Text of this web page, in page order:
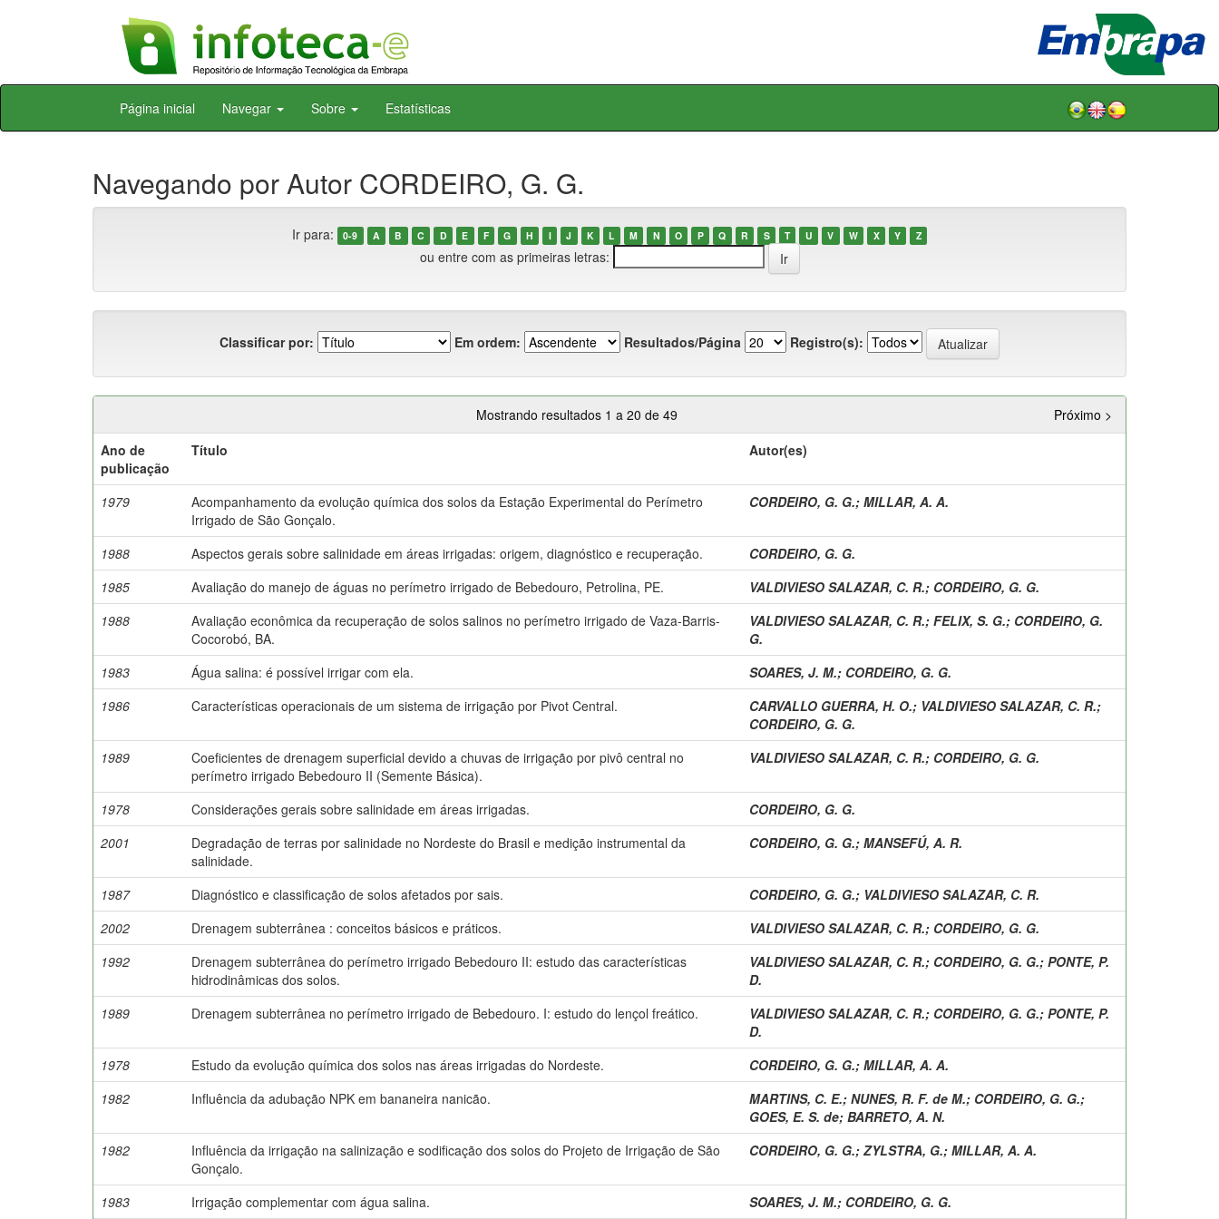
Skip
Página inicial Navegar Sobre Estatísticas
Navegando por Autor CORDEIRO, G. G.
Ir para: 0-9 A B C D E F G H I J K L M N O P Q R S T U V W X Y Z
ou entre com as primeiras letras:
Classificar por: Em ordem: Resultados/Página Registro(s):
Mostrando resultados 1 a 20 de 49
Próximo >
Ano de
publicação
Título Autor(es)
1979
Acompanhamento da evolução química dos solos da Estação Experimental do Perímetro
Irrigado de São Gonçalo.
CORDEIRO, G. G.; MILLAR, A. A.
1988 Aspectos gerais sobre salinidade em áreas irrigadas: origem, diagnóstico e recuperação.
CORDEIRO, G. G.
1985
Avaliação do manejo de águas no perímetro irrigado de Bebedouro, Petrolina, PE. VALDIVIESO SALAZAR, C. R.; CORDEIRO, G. G.
1988
Avaliação econômica da recuperação de solos salinos no perímetro irrigado de Vaza-Barris-
Cocorobó, BA.
VALDIVIESO SALAZAR, C. R.; FELIX, S. G.; CORDEIRO, G.
G.
1983
Água salina: é possível irrigar com ela. SOARES, J. M.; CORDEIRO, G. G.
1986
Características operacionais de um sistema de irrigação por Pivot Central. CARVALLO GUERRA, H. O.; VALDIVIESO SALAZAR, C. R.;
CORDEIRO, G. G.
1989
Coeficientes de drenagem superficial devido a chuvas de irrigação por pivô central no
perímetro irrigado Bebedouro II (Semente Básica).
VALDIVIESO SALAZAR, C. R.; CORDEIRO, G. G.
1978 Considerações gerais sobre salinidade em áreas irrigadas.
CORDEIRO, G. G.
2001
Degradação de terras por salinidade no Nordeste do Brasil e medição instrumental da
salinidade.
CORDEIRO, G. G.; MANSEFÚ, A. R.
1987 Diagnóstico e classificação de solos afetados por sais. CORDEIRO, G. G.; VALDIVIESO SALAZAR, C. R.
2002
Drenagem subterrânea : conceitos básicos e práticos. VALDIVIESO SALAZAR, C. R.; CORDEIRO, G. G.
1992
Drenagem subterrânea do perímetro irrigado Bebedouro II: estudo das características
hidrodinâmicas dos solos.
VALDIVIESO SALAZAR, C. R.; CORDEIRO, G. G.; PONTE, P.
D.
1989
Drenagem subterrânea no perímetro irrigado de Bebedouro. I: estudo do lençol freático. VALDIVIESO SALAZAR, C. R.; CORDEIRO, G. G.; PONTE, P.
D.
1978
Estudo da evolução química dos solos nas áreas irrigadas do Nordeste. CORDEIRO, G. G.; MILLAR, A. A.
1982
Influência da adubação NPK em bananeira nanicão. MARTINS, C. E.; NUNES, R. F. de M.; CORDEIRO, G. G.;
GOES, E. S. de; BARRETO, A. N.
1982
Influência da irrigação na salinização e sodificação dos solos do Projeto de Irrigação de São
Gonçalo.
CORDEIRO, G. G.; ZYLSTRA, G.; MILLAR, A. A.
1983 Irrigação complementar com água salina. SOARES, J. M.; CORDEIRO, G. G.